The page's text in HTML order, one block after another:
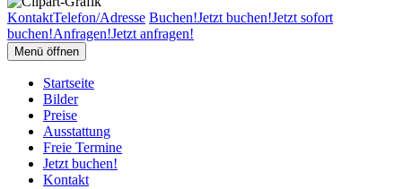
KontaktTelefon/Adresse Buchen!Jetzt buchen!Jetzt sofort
buchen!Anfragen!Jetzt anfragen!
Menü öffnen
Startseite
Bilder
Preise
Ausstattung
Freie Termine
Jetzt buchen!
Kontakt